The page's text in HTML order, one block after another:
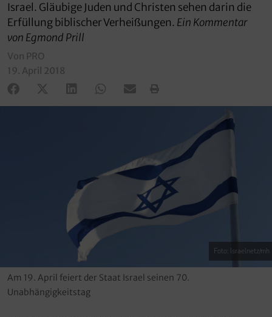
Israel. Gläubige Juden und Christen sehen darin die
Erfüllung biblischer Verheißungen. Ein Kommentar
von Egmond Prill
Von PRO
19. April 2018
Foto: Israelnetz/mh
Am 19. April feiert der Staat Israel seinen 70.
Unabhängigkeitstag